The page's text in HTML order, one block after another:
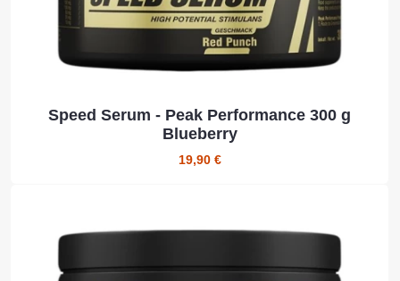
Speed Serum - Peak Performance 300 g
Blueberry
19,90 €